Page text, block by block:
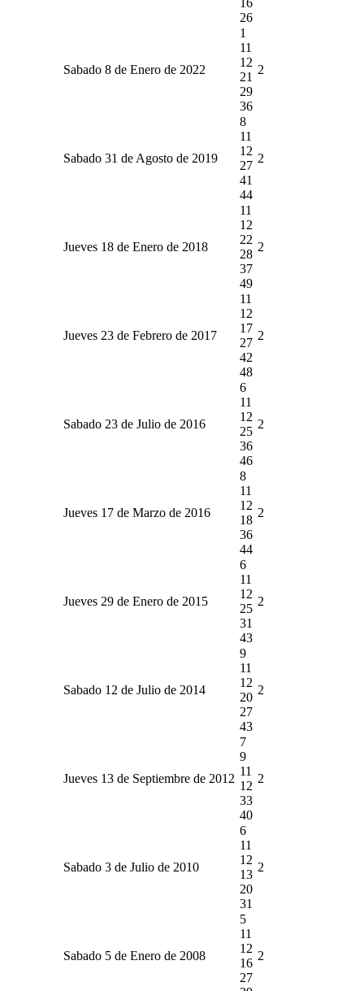
26
Sabado 8 de Enero de 2022
1
11
12
21
29
36
2
Sabado 31 de Agosto de 2019
8
11
12
27
41
44
2
Jueves 18 de Enero de 2018
11
12
22
28
37
49
2
Jueves 23 de Febrero de 2017
11
12
17
27
42
48
2
Sabado 23 de Julio de 2016
6
11
12
25
36
46
2
Jueves 17 de Marzo de 2016
8
11
12
18
36
44
2
Jueves 29 de Enero de 2015
6
11
12
25
31
43
2
Sabado 12 de Julio de 2014
9
11
12
20
27
43
2
Jueves 13 de Septiembre de 2012
7
9
11
12
33
40
2
Sabado 3 de Julio de 2010
6
11
12
13
20
31
2
Sabado 5 de Enero de 2008
5
11
12
16
27
2